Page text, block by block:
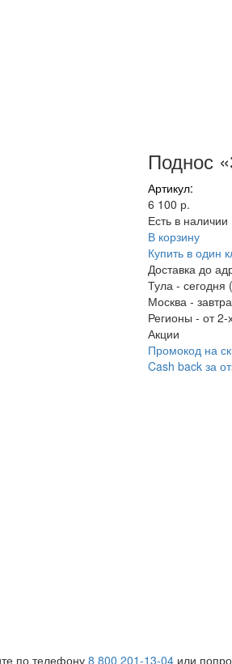
Поднос
Артикул:
6 100 р.
Есть в наличии
В корзину
Купить в один
Доставка до
Тула - сегодня
Москва -
Регионы - от 2-
Акции
Промокод на
Cash back за
по телефону 8 800 201-13-04 или